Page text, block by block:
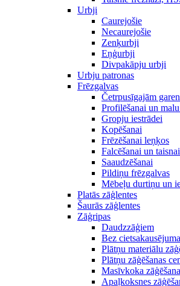
Urbji
Caurejošie
Necaurejošie
Zenķurbji
Eņģurbji
Divpakāpju urbji
Urbju patronas
Frēzgalvas
Četrpusīgajām
Profilēšanai un
Gropju iestrādei
Kopēšanai
Frēzēšanai leņķos
Falcēšanai un
Saaudzēšanai
Pildiņu frēzgalvas
Mēbeļu durtiņu un
Platās zāģlentes
Šaurās zāģlentes
Zāģripas
Daudzzāģiem
Bez
Plātņu materiālu
Plātņu zāģēšanas
Masīvkoka
Apaļkoksnes